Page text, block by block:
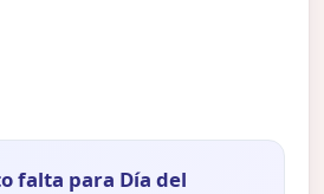
falta para Día del